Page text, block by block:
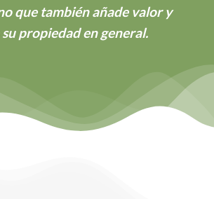
que también añade valor y
propiedad en general.